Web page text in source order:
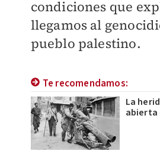
condiciones que
llegamos al
pueblo palestino.
Te recomendamos:
La
abierta